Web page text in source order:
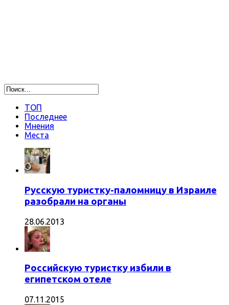
ТОП
Последнее
Мнения
Места
Русскую туристку-паломницу в Израиле
разобрали на органы
28.06.2013
Российскую туристку избили в
египетском отеле
07.11.2015